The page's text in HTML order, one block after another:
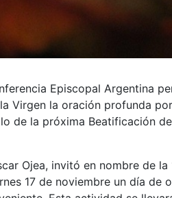
Episcopal Argentina
Virgen la oración profunda
de la próxima Beatificación
Ojea, invitó en nombre de la
17 de noviembre un día de